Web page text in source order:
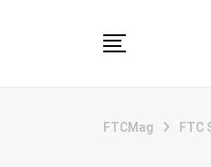
FTCMag FTC